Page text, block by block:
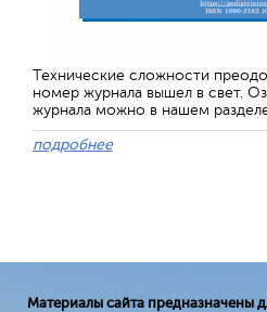
Технические сложности
номер журнала вышел в свет.
журнала можно в нашем
подробнее
Материалы сайта предназначены